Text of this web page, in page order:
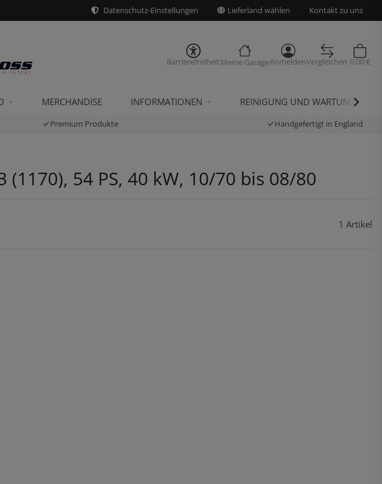
Datenschutz-Einstellungen Lieferland wählen Kontakt zu uns
BarrierefreiheitMeine GarageAnmeldenVergleichen 0,00 €
MERCHANDISE INFORMATIONEN REINIGUNG UND WARTUNG
Premium Produkte Handgefertigt in England
(1170), 54 PS, 40 kW, 10/70 bis 08/80
1 Artikel